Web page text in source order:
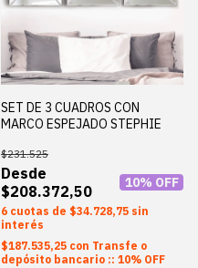
SET DE 3 CUADROS CON
MARCO ESPEJADO STEPHIE
$208.372,50
$231.525
10% OFF
6 $34.728,75 sin
interés
$187.535,25 con Transfe o
depósito bancario :: 10% OFF